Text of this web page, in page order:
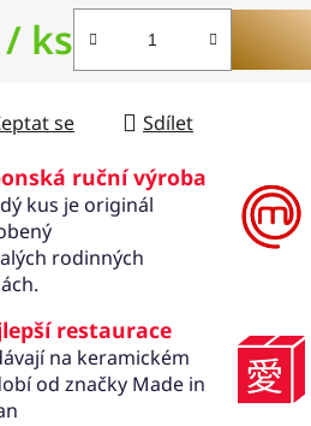
/ ks
se Sdílet
ruční výroba
kus je originál
rodinných
restaurace
na keramickém
od značky Made in